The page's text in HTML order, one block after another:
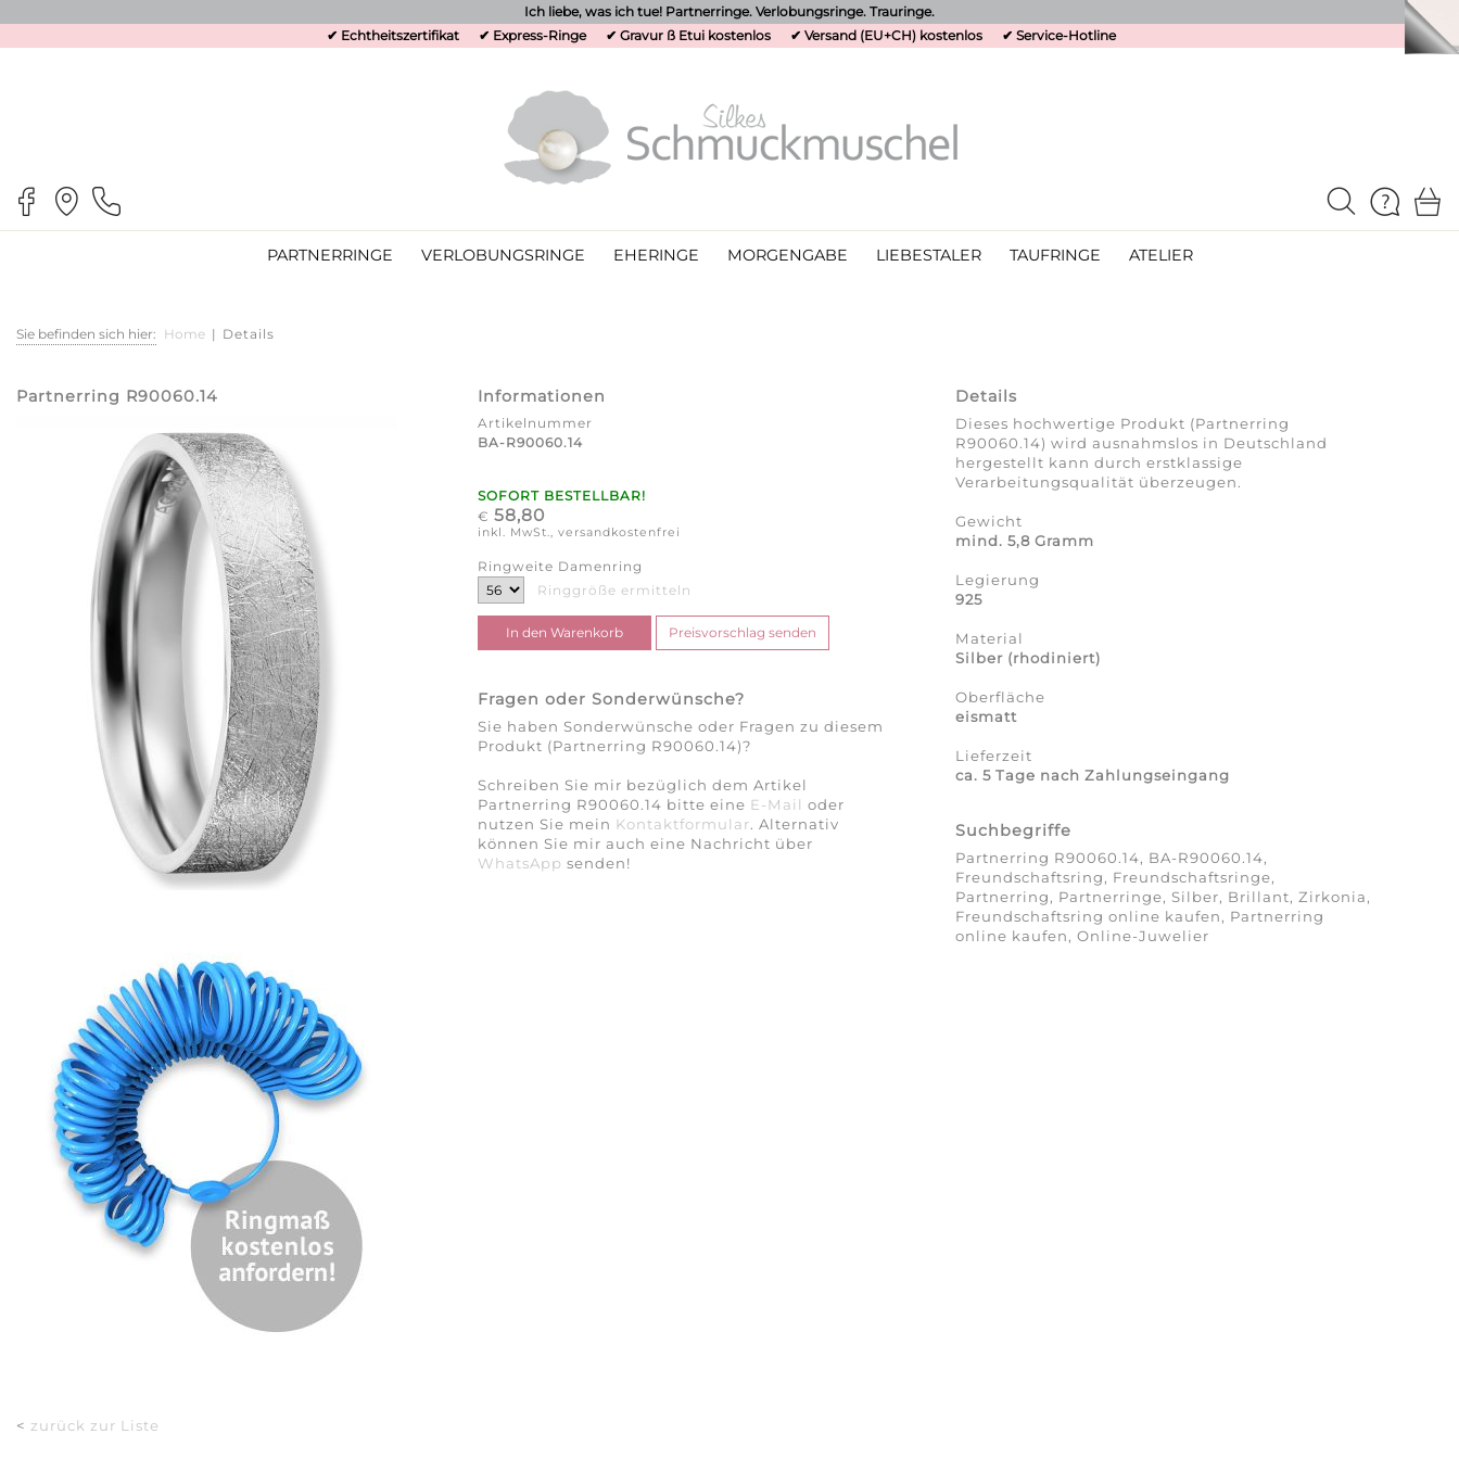
Ich liebe, was ich tue! Partnerringe. Verlobungsringe. Trauringe.
✔ Echtheitszertifikat
✔ Express-Ringe ✔ Gravur ß Etui kostenlos ✔ Versand (EU+CH) kostenlos ✔ Service-Hotline
PARTNERRINGE VERLOBUNGSRINGE EHERINGE MORGENGABE LIEBESTALER TAUFRINGE ATELIER
Sie befinden sich hier: Home | Details
Partnerring R90060.14 Informationen
Artikelnummer
BA-R90060.14
SOFORT BESTELLBAR!
€ 58,80
inkl. MwSt., versandkostenfrei
Ringweite Damenring
Ringgröße ermitteln
Fragen oder Sonderwünsche?
Sie haben Sonderwünsche oder Fragen zu diesem
Produkt (Partnerring R90060.14)?
Schreiben Sie mir bezüglich dem Artikel
Partnerring R90060.14 bitte eine E-Mail oder
nutzen Sie mein Kontaktformular. Alternativ
können Sie mir auch eine Nachricht über
WhatsApp senden!
Details
Dieses hochwertige Produkt (Partnerring
R90060.14) wird ausnahmslos in Deutschland
hergestellt kann durch erstklassige
Verarbeitungsqualität überzeugen.
Gewicht
mind. 5,8 Gramm
Legierung
925
Material
Silber (rhodiniert)
Oberfläche
eismatt
Lieferzeit
ca. 5 Tage nach Zahlungseingang
Suchbegriffe
Partnerring R90060.14, BA-R90060.14,
Freundschaftsring, Freundschaftsringe,
Partnerring, Partnerringe, Silber, Brillant, Zirkonia,
Freundschaftsring online kaufen, Partnerring
online kaufen, Online-Juwelier
< zurück zur Liste